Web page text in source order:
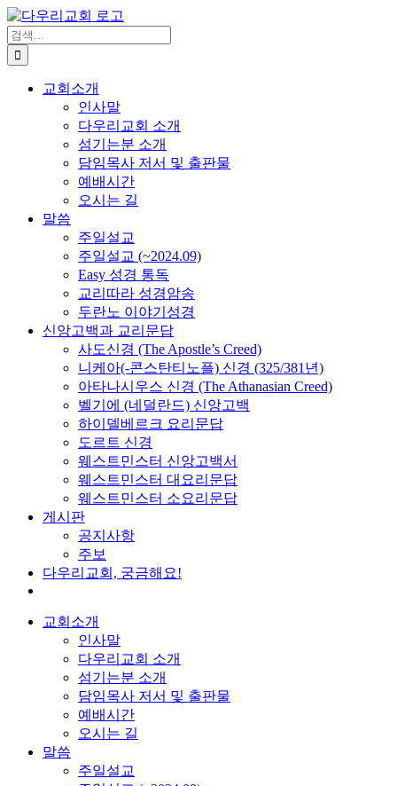
Skip
to
content
검
색
...
교회소개
인사말
다우리교회 소개
섬기는분 소개
담임목사 저서 및 출판물
예배시간
오시는 길
말씀
주일설교
주일설교 (~2024.09)
Easy 성경 통독
교리따라 성경암송
두란노 이야기성경
신앙고백과 교리문답
사도신경 (The Apostle’s Creed)
니케아(-콘스탄티노플) 신경 (325/381년)
아타나시우스 신경 (The Athanasian Creed)
벨기에 (네덜란드) 신앙고백
하이델베르크 요리문답
도르트 신경
웨스트민스터 신앙고백서
웨스트민스터 대요리문답
웨스트민스터 소요리문답
게시판
공지사항
주보
다우리교회, 궁금해요!
교회소개
인사말
다우리교회 소개
섬기는분 소개
담임목사 저서 및 출판물
예배시간
오시는 길
말씀
주일설교